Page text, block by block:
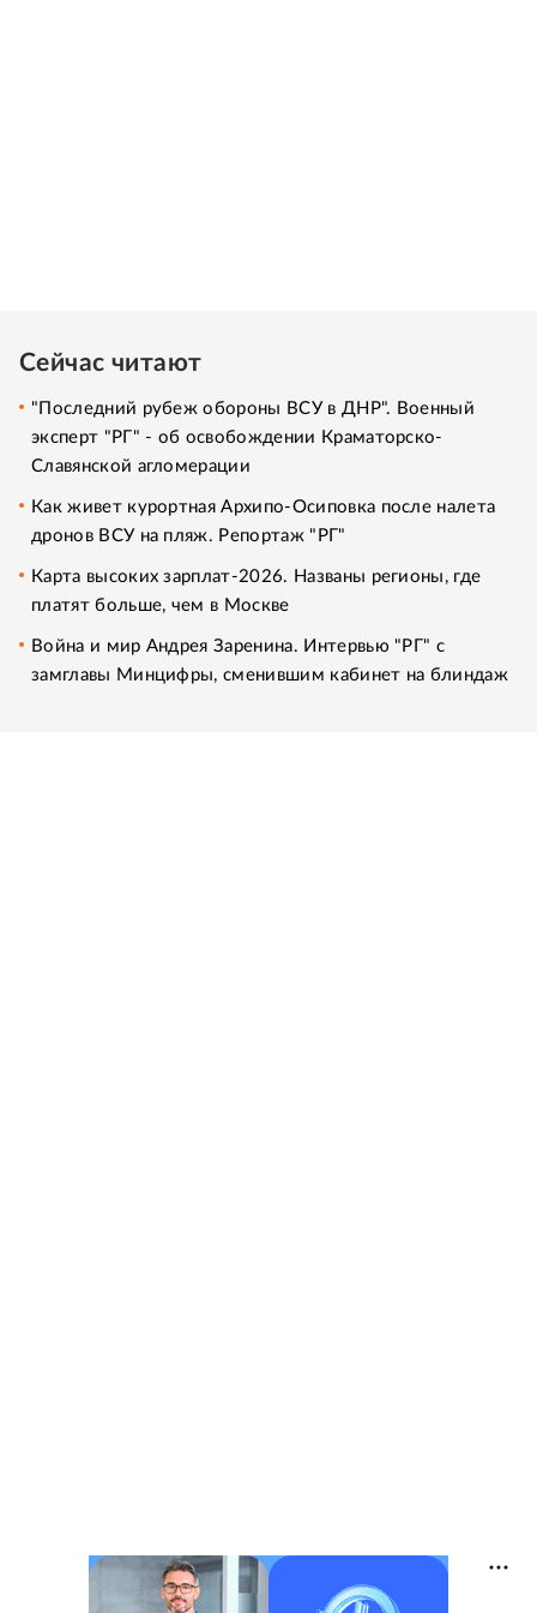
Сейчас читают
"Последний рубеж обороны ВСУ в ДНР". Военный
эксперт "РГ" - об освобождении Краматорско-
Славянской агломерации
Как живет курортная Архипо-Осиповка после налета
дронов ВСУ на пляж. Репортаж "РГ"
Карта высоких зарплат-2026. Названы регионы, где
платят больше, чем в Москве
Война и мир Андрея Заренина. Интервью "РГ" с
замглавы Минцифры, сменившим кабинет на блиндаж